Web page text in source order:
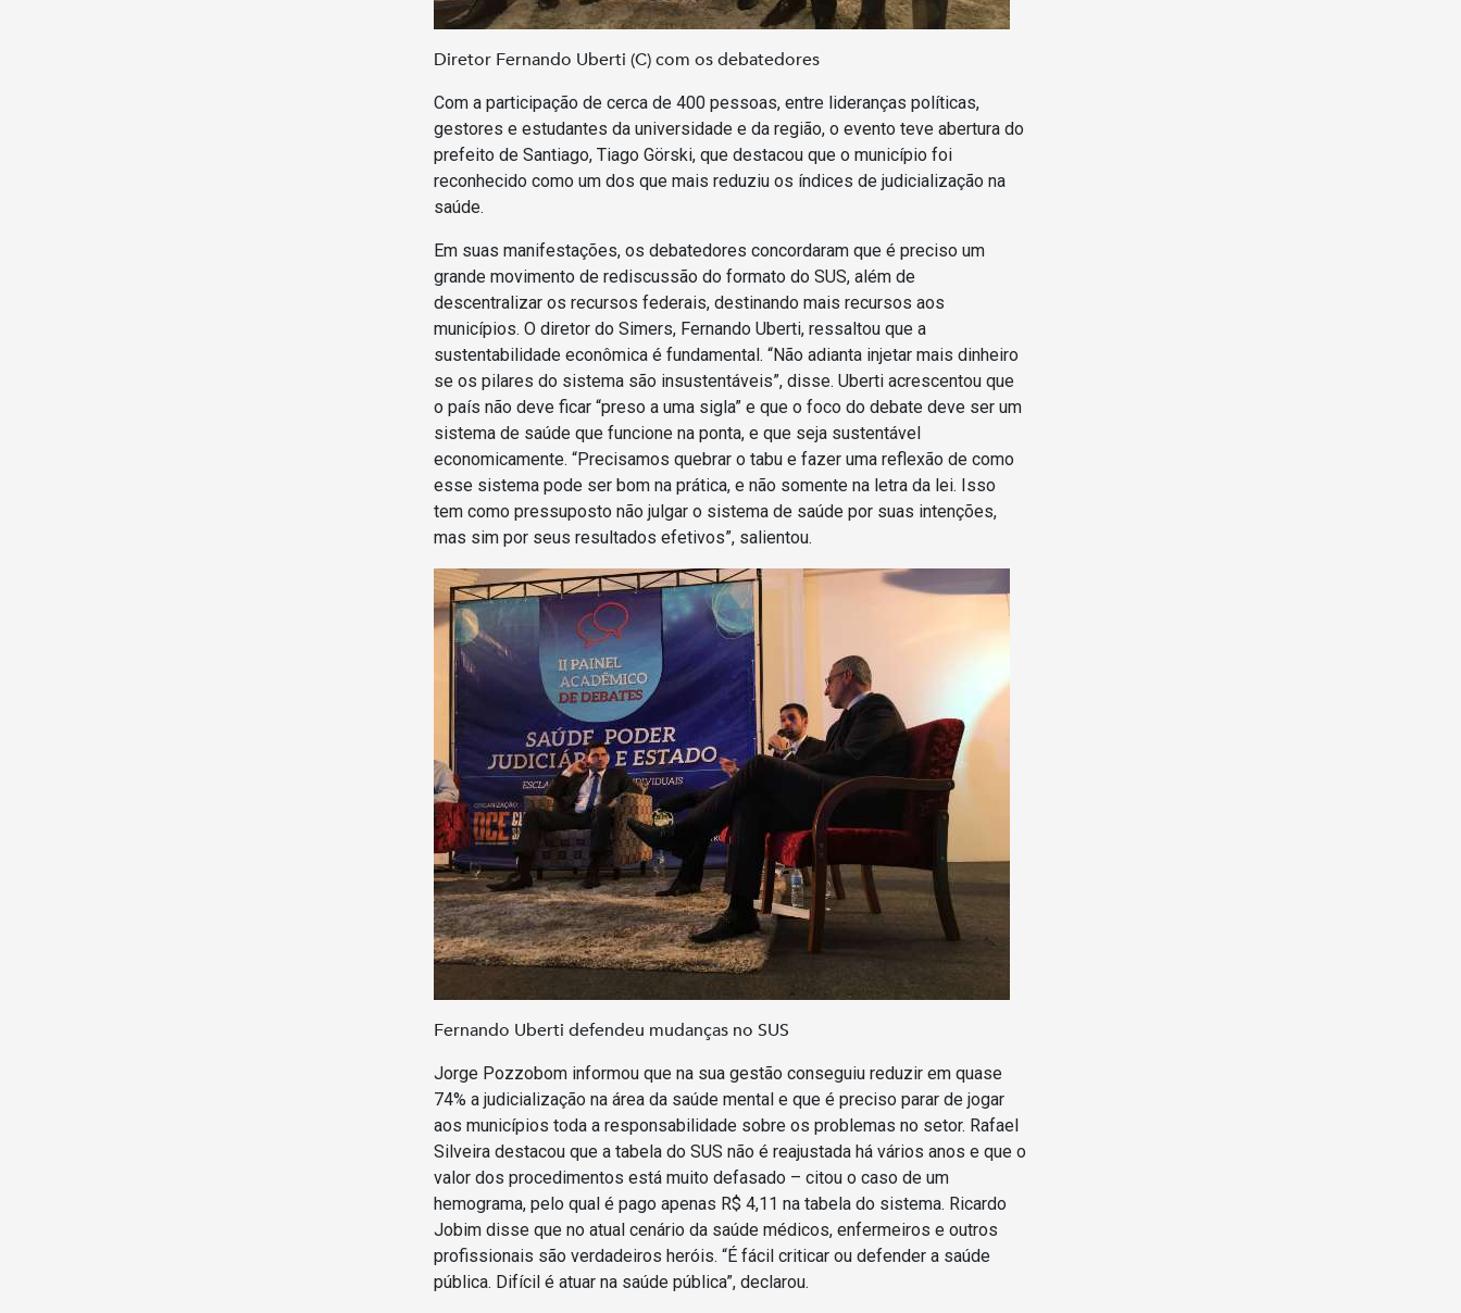
Diretor Fernando Uberti (C) com os debatedores
Com a participação de cerca de 400 pessoas, entre lideranças políticas,
gestores e estudantes da universidade e da região, o evento teve abertura do
prefeito de Santiago, Tiago Görski, que destacou que o município foi
reconhecido como um dos que mais reduziu os índices de judicialização na
saúde.
Em suas manifestações, os debatedores concordaram que é preciso um
grande movimento de rediscussão do formato do SUS, além de
descentralizar os recursos federais, destinando mais recursos aos
municípios. O diretor do Simers, Fernando Uberti, ressaltou que a
sustentabilidade econômica é fundamental. “Não adianta injetar mais dinheiro
se os pilares do sistema são insustentáveis”, disse. Uberti acrescentou que
o país não deve ficar “preso a uma sigla” e que o foco do debate deve ser um
sistema de saúde que funcione na ponta, e que seja sustentável
economicamente. “Precisamos quebrar o tabu e fazer uma reflexão de como
esse sistema pode ser bom na prática, e não somente na letra da lei. Isso
tem como pressuposto não julgar o sistema de saúde por suas intenções,
mas sim por seus resultados efetivos”, salientou.
Fernando Uberti defendeu mudanças no SUS
Jorge Pozzobom informou que na sua gestão conseguiu reduzir em quase
74% a judicialização na área da saúde mental e que é preciso parar de jogar
aos municípios toda a responsabilidade sobre os problemas no setor. Rafael
Silveira destacou que a tabela do SUS não é reajustada há vários anos e que o
valor dos procedimentos está muito defasado – citou o caso de um
hemograma, pelo qual é pago apenas R$ 4,11 na tabela do sistema. Ricardo
Jobim disse que no atual cenário da saúde médicos, enfermeiros e outros
profissionais são verdadeiros heróis. “É fácil criticar ou defender a saúde
pública. Difícil é atuar na saúde pública”, declarou.